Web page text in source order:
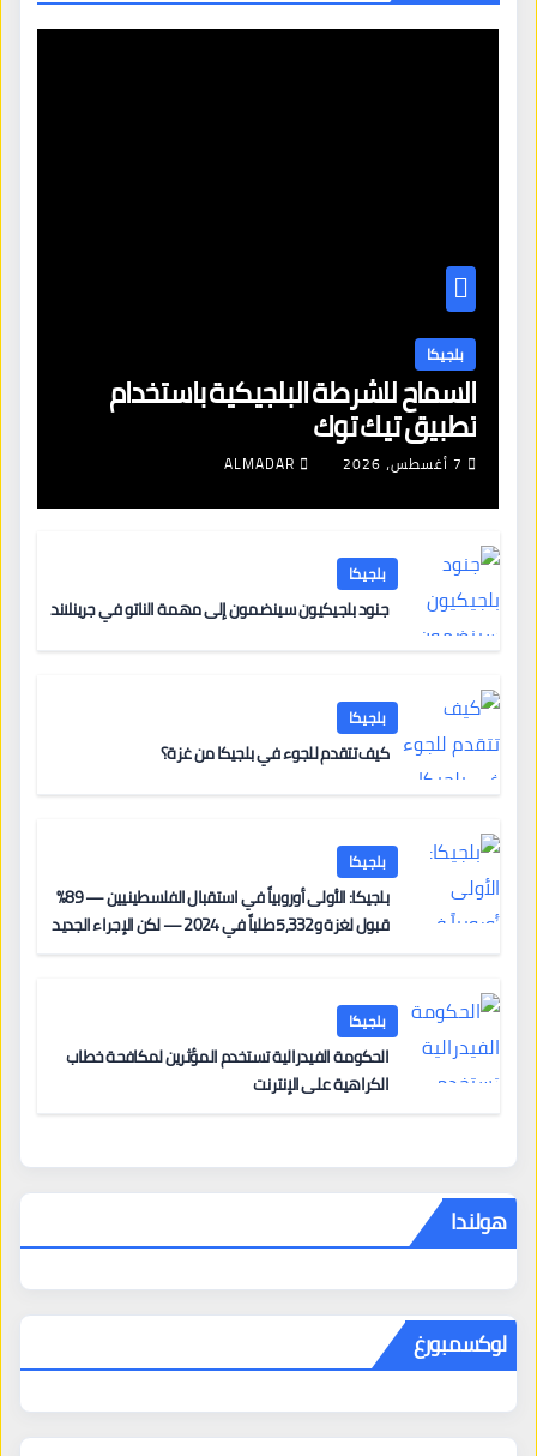
بلجيكا
السماح للشرطة البلجيكية باستخدام
تطبيق تيك توك
7 أغسطس، 2026 ALMADAR
بلجيكا
جنود بلجيكيون سينضمون إلى مهمة الناتو في جرينلاند
بلجيكا
كيف تتقدم للجوء في بلجيكا من غزة؟
بلجيكا
بلجيكا: الأولى أوروبياً في استقبال الفلسطينيين — 89%
قبول لغزة و5,332 طلباً في 2024 — لكن الإجراء الجديد
بلجيكا
الحكومة الفيدرالية تستخدم المؤثرين لمكافحة خطاب
الكراهية على الإنترنت
هولندا
لوكسمبورغ